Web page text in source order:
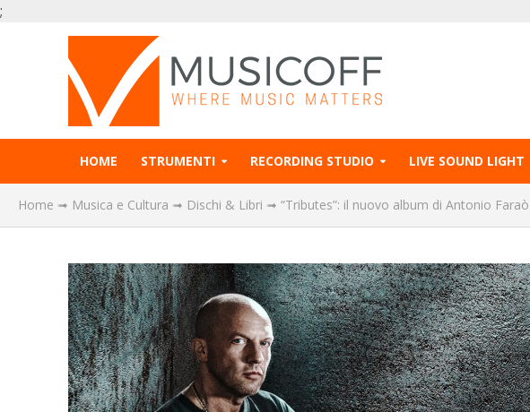
;
HOME STRUMENTI RECORDING STUDIO LIVE SOUND LIGHT
Home ➟ Musica e Cultura ➟ Dischi & Libri ➟ “Tributes”: il nuovo album di Antonio